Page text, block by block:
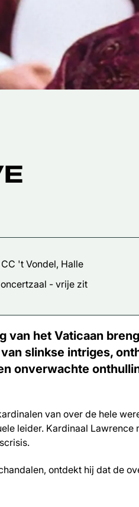
CC 't Vondel, Halle
- vrije zit
van het Vaticaan
slinkse intriges,
onverwachte
van over de hele
leider. Kardinaal Lawrence
ontdekt hij dat de